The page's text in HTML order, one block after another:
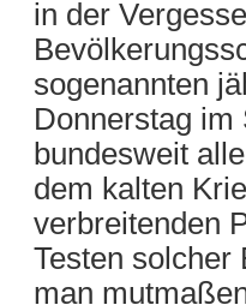
in der
sogenannten
Donnerstag im
bundesweit
dem kalten
verbreitenden
Testen solcher
man